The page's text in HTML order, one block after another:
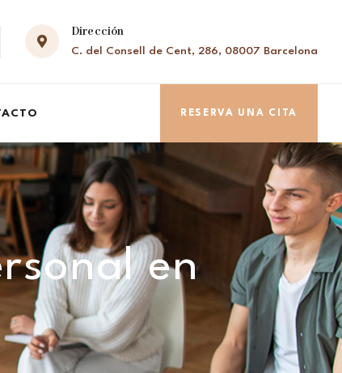
Dirección
C. del Consell de Cent, 286, 08007 Barcelona
RESERVA UNA CITA
en